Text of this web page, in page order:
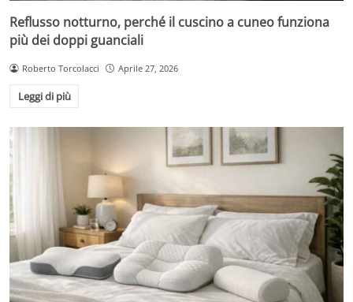
Reflusso notturno, perché il cuscino a cuneo funziona
più dei doppi guanciali
Roberto Torcolacci Aprile 27, 2026
Leggi di più